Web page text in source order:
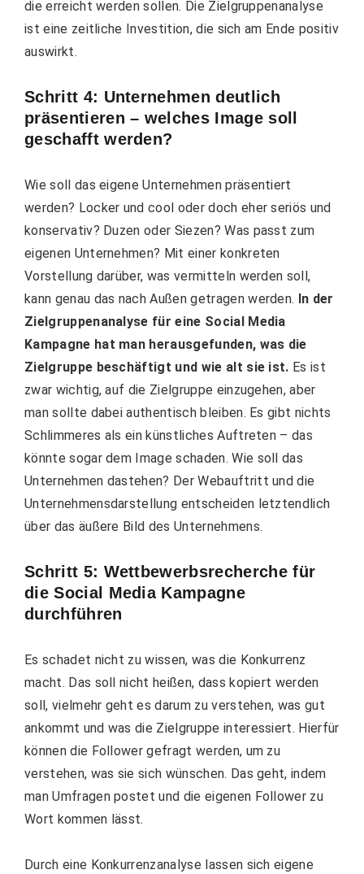
die erreicht werden sollen. Die Zielgruppenanalyse
ist eine zeitliche Investition, die sich am Ende positiv
auswirkt.
Schritt 4: Unternehmen deutlich
präsentieren – welches Image soll
geschafft werden?
Wie soll das eigene Unternehmen präsentiert
werden? Locker und cool oder doch eher seriös und
konservativ? Duzen oder Siezen? Was passt zum
eigenen Unternehmen? Mit einer konkreten
Vorstellung darüber, was vermitteln werden soll,
kann genau das nach Außen getragen werden. In der
Zielgruppenanalyse für eine Social Media
Kampagne hat man herausgefunden, was die
Zielgruppe beschäftigt und wie alt sie ist. Es ist
zwar wichtig, auf die Zielgruppe einzugehen, aber
man sollte dabei authentisch bleiben. Es gibt nichts
Schlimmeres als ein künstliches Auftreten – das
könnte sogar dem Image schaden. Wie soll das
Unternehmen dastehen? Der Webauftritt und die
Unternehmensdarstellung entscheiden letztendlich
über das äußere Bild des Unternehmens.
Schritt 5: Wettbewerbsrecherche für
die Social Media Kampagne
durchführen
Es schadet nicht zu wissen, was die Konkurrenz
macht. Das soll nicht heißen, dass kopiert werden
soll, vielmehr geht es darum zu verstehen, was gut
ankommt und was die Zielgruppe interessiert. Hierfür
können die Follower gefragt werden, um zu
verstehen, was sie sich wünschen. Das geht, indem
man Umfragen postet und die eigenen Follower zu
Wort kommen lässt.
Durch eine Konkurrenzanalyse lassen sich eigene